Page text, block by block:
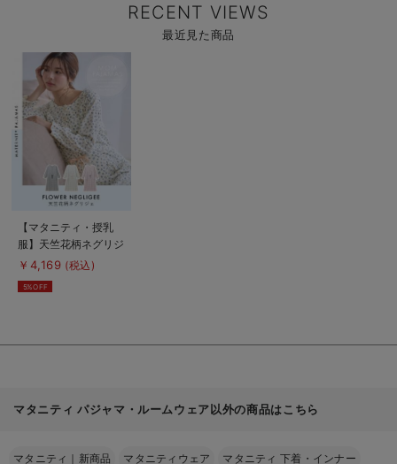
RECENT VIEWS
最近見た商品
見
る
商
品
詳
細
を
見
る
【マタニティ・授乳
服】天竺花柄ネグリジ
ェ
￥4,169 (税込)
5%OFF
マタニティ パジャマ・ルームウェア以外の商品はこちら
マタニティ｜新商品 マタニティウェア マタニティ 下着・インナー